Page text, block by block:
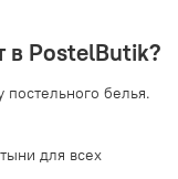
в PostelButik?
белья.
для всех